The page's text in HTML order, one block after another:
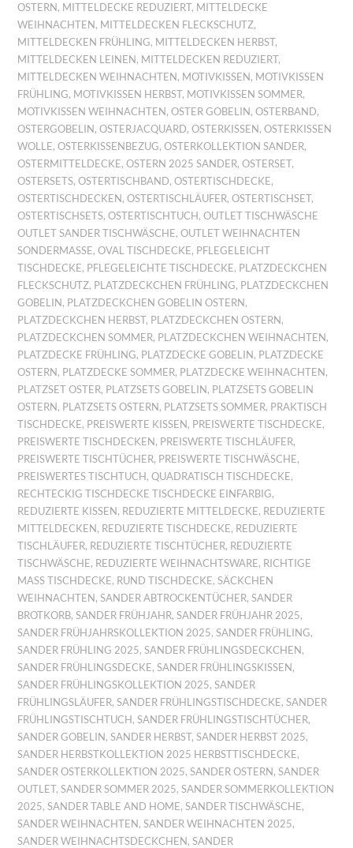
OSTERN, MITTELDECKE REDUZIERT, MITTELDECKE
WEIHNACHTEN, MITTELDECKEN FLECKSCHUTZ,
MITTELDECKEN FRÜHLING, MITTELDECKEN HERBST,
MITTELDECKEN LEINEN, MITTELDECKEN REDUZIERT,
MITTELDECKEN WEIHNACHTEN, MOTIVKISSEN, MOTIVKISSEN
FRÜHLING, MOTIVKISSEN HERBST, MOTIVKISSEN SOMMER,
MOTIVKISSEN WEIHNACHTEN,OSTER GOBELIN,OSTERBAND,
OSTERGOBELIN,OSTERJACQUARD,OSTERKISSEN,OSTERKISSEN
WOLLE,OSTERKISSENBEZUG,OSTERKOLLEKTION SANDER,
OSTERMITTELDECKE,OSTERN 2025 SANDER,OSTERSET,
OSTERSETS,OSTERTISCHBAND,OSTERTISCHDECKE,
OSTERTISCHDECKEN,OSTERTISCHLÄUFER,OSTERTISCHSET,
OSTERTISCHSETS,OSTERTISCHTUCH,OUTLET TISCHWÄSCHE
OUTLET SANDER TISCHWÄSCHE,OUTLET WEIHNACHTEN
SONDERMASSE ,OVAL TISCHDECKE, PFLEGELEICHT
TISCHDECKE, PFLEGELEICHTE TISCHDECKE, PLATZDECKCHEN
FLECKSCHUTZ, PLATZDECKCHEN FRÜHLING, PLATZDECKCHEN
GOBELIN, PLATZDECKCHEN GOBELIN OSTERN,
PLATZDECKCHEN HERBST, PLATZDECKCHEN OSTERN,
PLATZDECKCHEN SOMMER, PLATZDECKCHEN WEIHNACHTEN,
PLATZDECKE FRÜHLING, PLATZDECKE GOBELIN, PLATZDECKE
OSTERN, PLATZDECKE SOMMER, PLATZDECKE WEIHNACHTEN,
PLATZSET OSTER, PLATZSETS GOBELIN, PLATZSETS GOBELIN
OSTERN, PLATZSETS OSTERN, PLATZSETS SOMMER, PRAKTISCH
TISCHDECKE, PREISWERTE KISSEN, PREISWERTE TISCHDECKE,
PREISWERTE TISCHDECKEN, PREISWERTE TISCHLÄUFER,
PREISWERTE TISCHTÜCHER, PREISWERTE TISCHWÄSCHE,
PREISWERTES TISCHTUCH,QUADRATISCH TISCHDECKE,
RECHTECKIG TISCHDECKE TISCHDECKE EINFARBIG,
REDUZIERTE KISSEN, REDUZIERTE MITTELDECKE, REDUZIERTE
MITTELDECKEN, REDUZIERTE TISCHDECKE, REDUZIERTE
TISCHLÄUFER, REDUZIERTE TISCHTÜCHER, REDUZIERTE
TISCHWÄSCHE, REDUZIERTE WEIHNACHTSWARE, RICHTIGE
MASS TISCHDECKE
, RUND TISCHDECKE,SÄCKCHEN
WEIHNACHTEN,SANDER ABTROCKENTÜCHER,SANDER
BROTKORB,SANDER FRÜHJAHR,SANDER FRÜHJAHR 2025,
SANDER FRÜHJAHRSKOLLEKTION 2025,SANDER FRÜHLING,
SANDER FRÜHLING 2025,SANDER FRÜHLINGSDECKCHEN,
SANDER FRÜHLINGSDECKE,SANDER FRÜHLINGSKISSEN,
SANDER FRÜHLINGSKOLLEKTION 2025,SANDER
FRÜHLINGSLÄUFER,SANDER FRÜHLINGSTISCHDECKE,SANDER
FRÜHLINGSTISCHTUCH,SANDER FRÜHLINGSTISCHTÜCHER,
SANDER GOBELIN,SANDER HERBST,SANDER HERBST 2025,
SANDER HERBSTKOLLEKTION 2025 HERBSTTISCHDECKE,
SANDER OSTERKOLLEKTION 2025,SANDER OSTERN,SANDER
OUTLET,SANDER SOMMER 2025,SANDER SOMMERKOLLEKTION
2025,SANDER TABLE AND HOME,SANDER TISCHWÄSCHE,
SANDER WEIHNACHTEN,SANDER WEIHNACHTEN 2025,
SANDER WEIHNACHTSDECKCHEN,SANDER